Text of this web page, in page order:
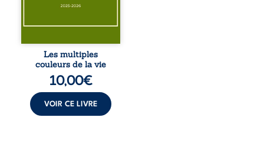
pour en retrouver
Entre souvenirs,
désillusions, Les
multiples couleurs
de la vie explore la
force des liens, le
poids des non-dits
et la ...
Les multiples
couleurs de la vie
10,00€
VOIR CE LIVRE